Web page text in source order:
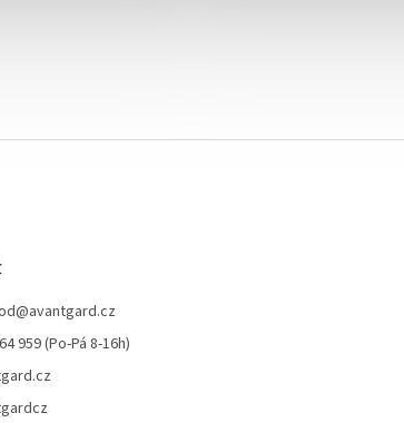
@avantgard.cz
959 (Po-Pá 8-16h)